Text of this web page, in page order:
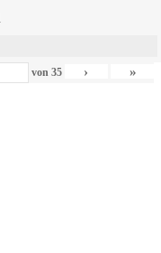
von 35 › »